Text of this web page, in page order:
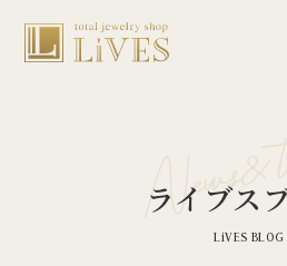
ライブス